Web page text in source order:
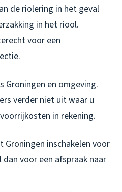
de riolering in het geval
in het riool.
voor een
Groningen en omgeving.
verder niet uit waar u
in rekening.
inschakelen voor
voor een afspraak naar